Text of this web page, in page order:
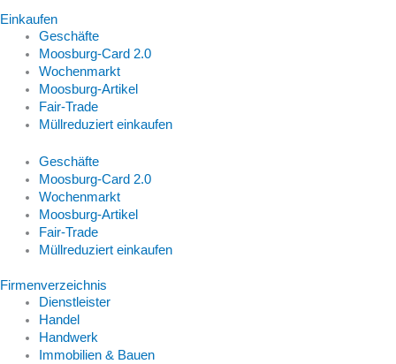
Einkaufen
Geschäfte
Moosburg-Card 2.0
Wochenmarkt
Moosburg-Artikel
Fair-Trade
Müllreduziert einkaufen
Geschäfte
Moosburg-Card 2.0
Wochenmarkt
Moosburg-Artikel
Fair-Trade
Müllreduziert einkaufen
Firmenverzeichnis
Dienstleister
Handel
Handwerk
Immobilien & Bauen